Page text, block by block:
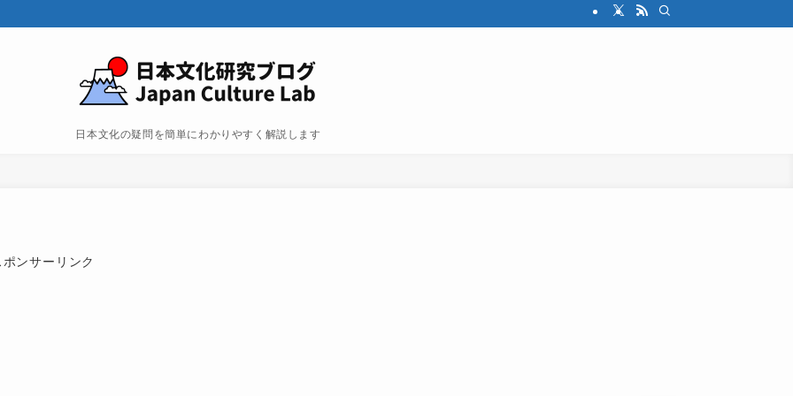
日本文化の疑問を簡単にわかりやすく解説します
ポンサーリンク